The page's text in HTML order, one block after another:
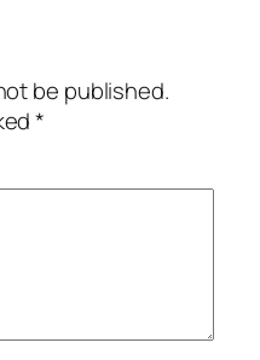
be published.
*